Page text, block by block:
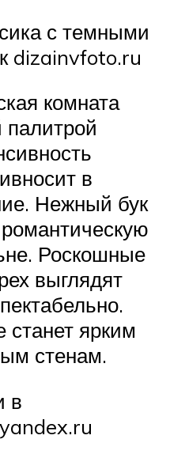
с темными
dizainvfoto.ru
комната
палитрой
в
Нежный бук
Роскошные
выглядят
ярким
стенам.
в